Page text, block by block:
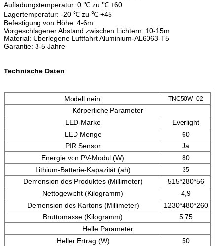
Aufladungstemperatur: 0 ℃ zu ℃ +60
Lagertemperatur: -20 ℃ zu ℃ +45
Befestigung von Höhe: 4-6m
Vorgeschlagener Abstand zwischen Lichtern: 10-15m
Material: Überlegene Luftfahrt Aluminium-AL6063-T5
Garantie: 3-5 Jahre
Technische Daten
Modell nein. TNC50W -02
Körperliche Parameter
LED-Marke
Everlight
LED Menge
60
PIR Sensor
Ja
Energie von PV-Modul (W)
80
Lithium-Batterie-Kapazität (ah)
35
Demension des Produktes (Millimeter)
515*280*56
Nettogewicht (Kilogramm)
4,9
Demension des Kartons (Millimeter)
1230*480*260
Bruttomasse (Kilogramm)
5,75
Helle Parameter
Heller Ertrag (W)
50